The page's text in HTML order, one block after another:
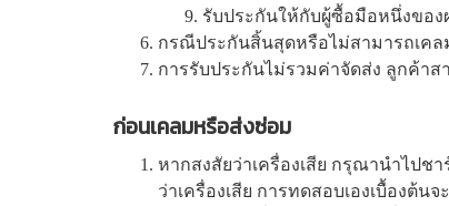
รับประกันให้กับผู้ซื้อมือหนึ่งขอ
กรณีประกันสิ้นสุดหรือไม่สามารถเค
การรับประกันไม่รวมค่าจัดส่ง ลูกค้าส
ก่อนเคลมหรือส่งซ่อม
หากสงสัยว่าเครื่องเสีย กรุณานำไป
ว่าเครื่องเสีย การทดสอบเองเบื้องต้น